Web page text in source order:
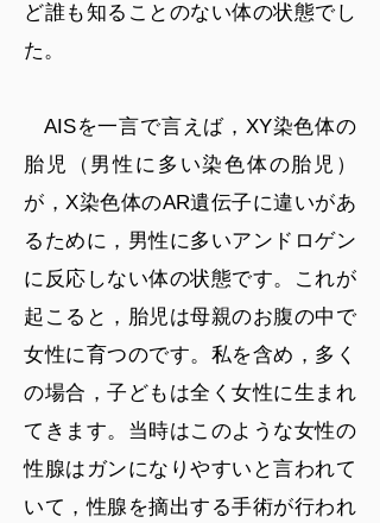
ど誰も知ることのない体の状態でし
た。
AISを一言で言えば，XY染色体の
胎児（男性に多い染色体の胎児）
が，X染色体のAR遺伝子に違いがあ
るために，男性に多いアンドロゲン
に反応しない体の状態です。これが
起こると，胎児は母親のお腹の中で
女性に育つのです。私を含め，多く
の場合，子どもは全く女性に生まれ
てきます。当時はこのような女性の
性腺はガンになりやすいと言われて
いて，性腺を摘出する手術が行われ